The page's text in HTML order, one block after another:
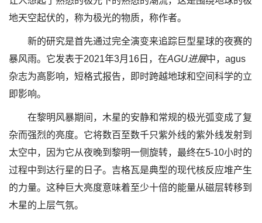
地天空起伏的，称为极光的物质，称作者。
新的研究是首先通过完全演变来追踪巨型星球的夜赛的
暴风雨。它发表于2021年3月16日，在AGU进展中，agus
杂志为高影响，短格式报告，即时跨越地球和空间科学的立
即影响。
在黎明风暴期间，木星的安静和常规的极光弧变成了复
杂而强烈的亮度。它将数百至数千只紫外线的紫外线发射到
太空中，因为它从夜晚到黎明一侧旋转，最终在5-10小时的
过程中到达行星的日子。吉格瓦是典型的现代核反应堆产生
的力量。这种巨大亮度意味着至少十倍的能量从磁层转移到
木星的上层气氛。